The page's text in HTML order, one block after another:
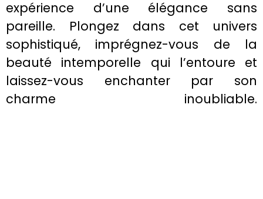
expérience d’une élégance sans
pareille. Plongez dans cet univers
sophistiqué, imprégnez-vous de la
beauté intemporelle qui l’entoure et
laissez-vous enchanter par son
charme inoubliable.